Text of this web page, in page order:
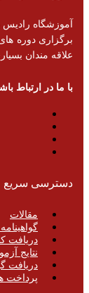
برگزاری دوره
علاقه مندان
با ما در ارتباط
دسترسی سریع
مقالات
دریافت
نتایج
دریافت
پرداخت